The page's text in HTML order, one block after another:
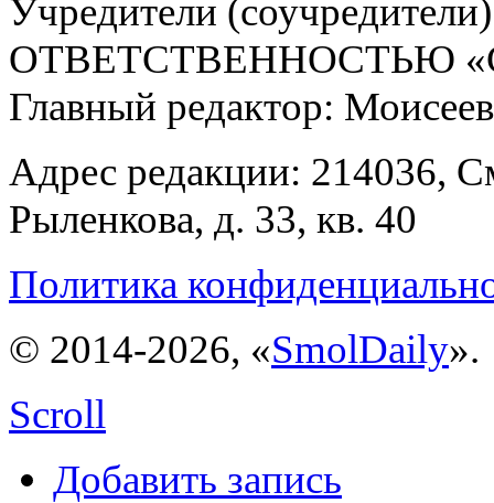
Учредители
ОТВЕТСТВЕННОСТЬЮ
Главный редактор:
Адрес редакции: 214036,
Рыленкова, д. 33, кв. 40
Политика
© 2014-2026, «SmolDaily».
Scroll
Добавить запись